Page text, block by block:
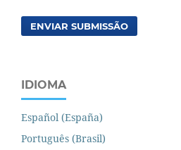
ENVIAR SUBMISSÃO
IDIOMA
Español (España)
Português (Brasil)